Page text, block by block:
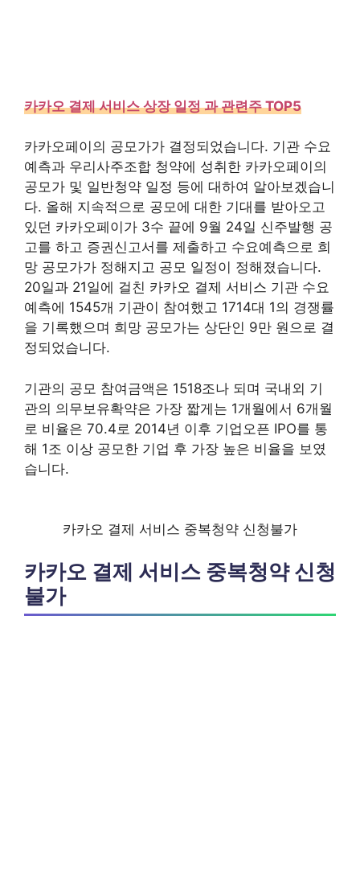
카카오 결제 서비스 상장 일정 과 관련주 TOP5
카카오페이의 공모가가 결정되었습니다. 기관 수요
예측과 우리사주조합 청약에 성취한 카카오페이의
공모가 및 일반청약 일정 등에 대하여 알아보겠습니
다. 올해 지속적으로 공모에 대한 기대를 받아오고
있던 카카오페이가 3수 끝에 9월 24일 신주발행 공
고를 하고 증권신고서를 제출하고 수요예측으로 희
망 공모가가 정해지고 공모 일정이 정해졌습니다.
20일과 21일에 걸친 카카오 결제 서비스 기관 수요
예측에 1545개 기관이 참여했고 1714대 1의 경쟁률
을 기록했으며 희망 공모가는 상단인 9만 원으로 결
정되었습니다.
기관의 공모 참여금액은 1518조나 되며 국내외 기
관의 의무보유확약은 가장 짧게는 1개월에서 6개월
로 비율은 70.4로 2014년 이후 기업오픈 IPO를 통
해 1조 이상 공모한 기업 후 가장 높은 비율을 보였
습니다.
카카오 결제 서비스 중복청약 신청불가
카카오 결제 서비스 중복청약 신청
불가